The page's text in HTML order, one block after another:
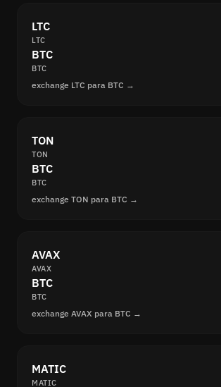
LTC
LTC
BTC
BTC
exchange LTC para BTC →
TON
TON
BTC
BTC
exchange TON para BTC →
AVAX
AVAX
BTC
BTC
exchange AVAX para BTC →
MATIC
MATIC